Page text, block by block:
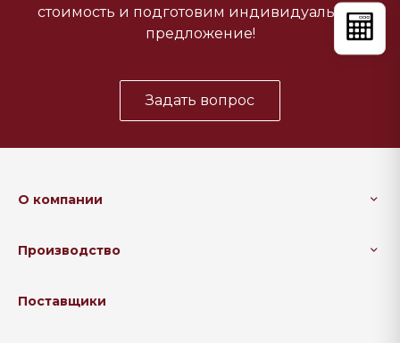
стоимость и подготовим индивидуальное
предложение!
Задать вопрос
О компании
Производство
Поставщики